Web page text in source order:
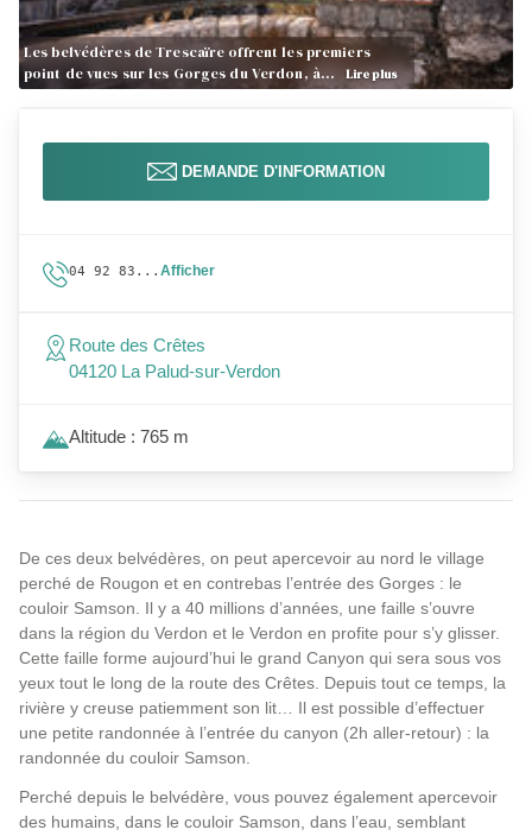
Les belvédères de Trescaïre offrent les premiers
point de vues sur les Gorges du Verdon, à…
Lire plus
De ces deux belvédères, on peut apercevoir au nord le village
perché de Rougon et en contrebas l’entrée des Gorges : le
couloir Samson. Il y a 40 millions d’années, une faille s’ouvre
dans la région du Verdon et le Verdon en profite pour s’y glisser.
Cette faille forme aujourd’hui le grand Canyon qui sera sous vos
yeux tout le long de la route des Crêtes. Depuis tout ce temps, la
rivière y creuse patiemment son lit… Il est possible d’effectuer
une petite randonnée à l’entrée du canyon (2h aller-retour) : la
randonnée du couloir Samson.
Perché depuis le belvédère, vous pouvez également apercevoir
des humains, dans le couloir Samson, dans l’eau, semblant
DEMANDE D'INFORMATION
04 92 83... Afficher
Route des Crêtes
04120 La Palud-sur-Verdon
Altitude : 765 m